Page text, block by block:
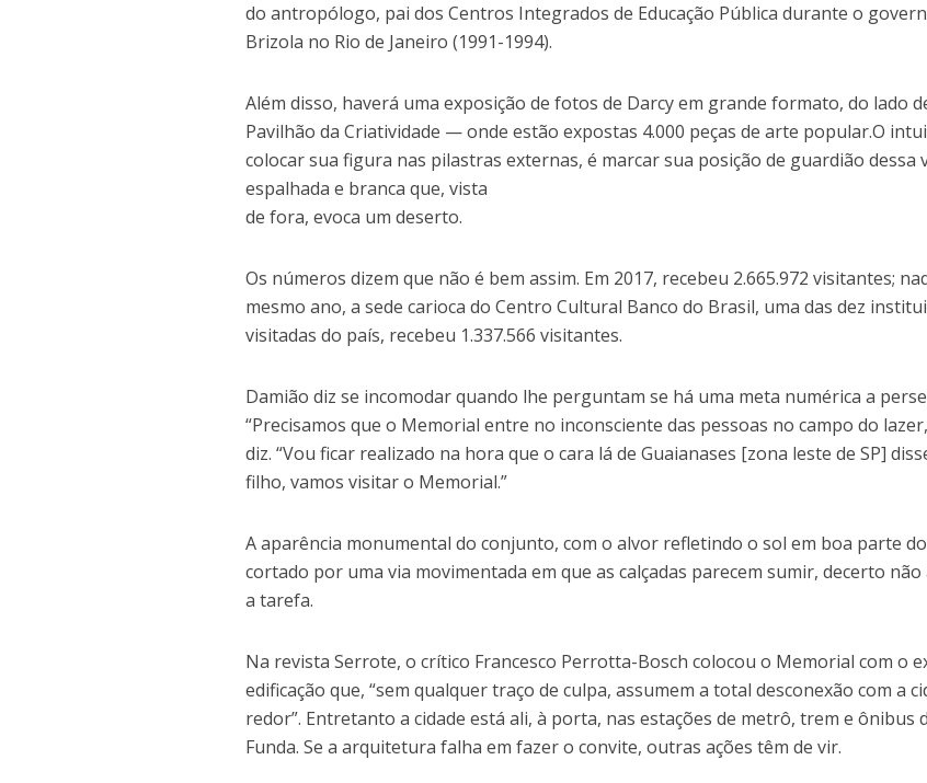
do antropólogo, pai dos Centros Integrados de Educação Pública durante o
Brizola no Rio de Janeiro (1991-1994).
Além disso, haverá uma exposição de fotos de Darcy em grande formato, do lado
Pavilhão da Criatividade — onde estão expostas 4.000 peças de arte popular.O
colocar sua figura nas pilastras externas, é marcar sua posição de guardião dessa
espalhada e branca que, vista
de fora, evoca um deserto.
Os números dizem que não é bem assim. Em 2017, recebeu 2.665.972 visitantes;
mesmo ano, a sede carioca do Centro Cultural Banco do Brasil, uma das dez
visitadas do país, recebeu 1.337.566 visitantes.
Damião diz se incomodar quando lhe perguntam se há uma meta numérica a
“Precisamos que o Memorial entre no inconsciente das pessoas no campo do
diz. “Vou ficar realizado na hora que o cara lá de Guaianases [zona leste de SP]
filho, vamos visitar o Memorial.”
A aparência monumental do conjunto, com o alvor refletindo o sol em boa parte
cortado por uma via movimentada em que as calçadas parecem sumir, decerto
a tarefa.
Na revista Serrote, o crítico Francesco Perrotta-Bosch colocou o Memorial com o
edificação que, “sem qualquer traço de culpa, assumem a total desconexão com a
redor”. Entretanto a cidade está ali, à porta, nas estações de metrô, trem e ônibus
Funda. Se a arquitetura falha em fazer o convite, outras ações têm de vir.